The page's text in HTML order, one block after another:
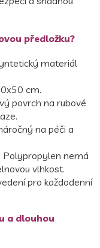
předložku?
materiál
cm.
povrch na rubové
na péči a
Polypropylen nemá
vlhkost.
pro každodenní
a dlouhou